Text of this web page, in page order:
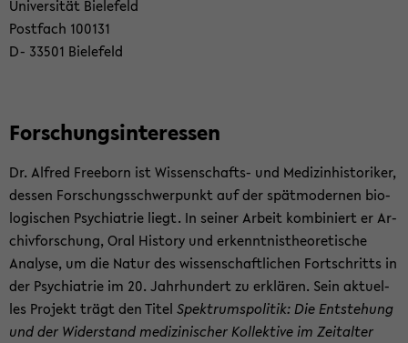
Uni­ver­si­tät Bie­le­feld
Post­fach 100131
D- 33501 Bie­le­feld
For­schungs­in­ter­es­sen
Dr. Al­fred Free­born ist Wissenschafts-​ und Me­di­zin­his­to­ri­ker,
des­sen For­schungs­schwer­punkt auf der spät­mo­der­nen bio­
lo­gi­schen Psych­ia­trie liegt. In sei­ner Ar­beit kom­bi­niert er Ar­
chiv­for­schung, Oral His­to­ry und er­kennt­nis­theo­re­ti­sche
Ana­ly­se, um die Natur des wis­sen­schaft­li­chen Fort­schritts in
der Psych­ia­trie im 20. Jahr­hun­dert zu er­klä­ren. Sein ak­tu­el­
les Pro­jekt trägt den Titel Spek­trums­po­li­tik: Die Ent­ste­hung
und der Wi­der­stand me­di­zi­ni­scher Kol­lek­ti­ve im Zeit­al­ter